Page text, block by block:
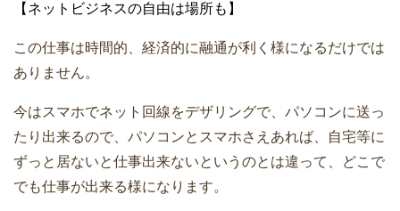
【ネットビジネスの自由は場所も】
この仕事は時間的、経済的に融通が利く様になるだけでは
ありません。
今はスマホでネット回線をデザリングで、パソコンに送っ
たり出来るので、パソコンとスマホさえあれば、自宅等に
ずっと居ないと仕事出来ないというのとは違って、どこで
でも仕事が出来る様になります。